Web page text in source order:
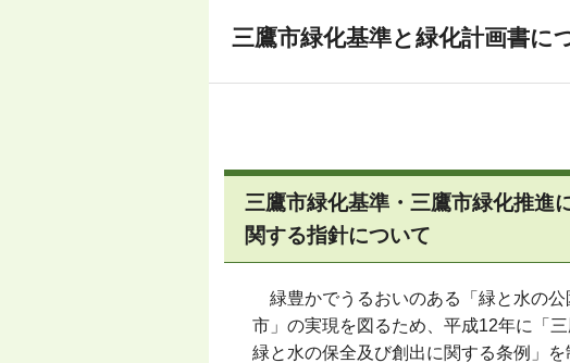
三鷹市緑化基準と緑化計画書に
三鷹市緑化基準・三鷹市緑化推進
関する指針について
緑豊かでうるおいのある「緑と水の公
市」の実現を図るため、平成12年に「
緑と水の保全及び創出に関する条例」を